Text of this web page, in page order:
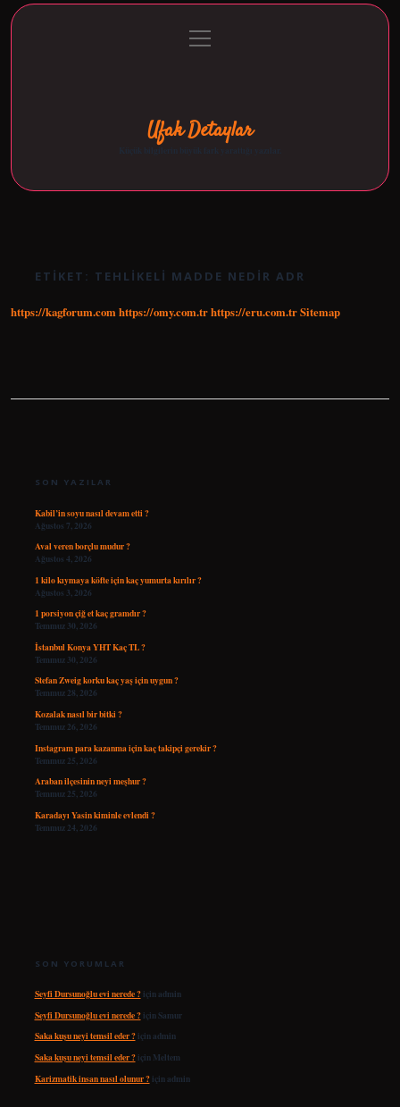
Gizlilik Politikası
menüyü
aç
Ufak Detaylar
Küçük bilgilerin büyük fark yarattığı yazılar.
ETIKET: TEHLIKELI MADDE NEDIR ADR
https://kagforum.com https://omy.com.trhttps://eru.com.trSitemap
SON YAZILAR
Kabil’in soyu nasıl devam etti ?
Ağustos 7, 2026
Aval veren borçlu mudur ?
Ağustos 4, 2026
1 kilo kıymaya köfte için kaç yumurta kırılır ?
Ağustos 3, 2026
1 porsiyon çiğ et kaç gramdır ?
Temmuz 30, 2026
İstanbul Konya YHT Kaç TL ?
Temmuz 30, 2026
Stefan Zweig korku kaç yaş için uygun ?
Temmuz 28, 2026
Kozalak nasıl bir bitki ?
Temmuz 26, 2026
Instagram para kazanma için kaç takipçi gerekir ?
Temmuz 25, 2026
Araban ilçesinin neyi meşhur ?
Temmuz 25, 2026
Karadayı Yasin kiminle evlendi ?
Temmuz 24, 2026
SON YORUMLAR
Seyfi Dursunoğlu evi nerede ?içinadmin
Seyfi Dursunoğlu evi nerede ?içinSamur
Saka kuşu neyi temsil eder ?içinadmin
Saka kuşu neyi temsil eder ?için Meltem
Karizmatik insan nasıl olunur ?içinadmin